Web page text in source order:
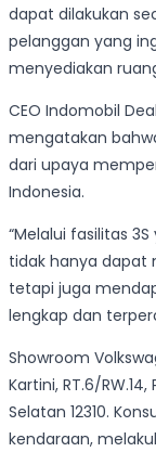
dapat dilakukan
pelanggan yang
menyediakan
CEO Indomobil
mengatakan
dari upaya
Indonesia.
“Melalui fasilitas
tidak hanya dapat
tetapi juga
lengkap dan
Showroom
Kartini, RT.6/
Selatan 12310.
kendaraan,